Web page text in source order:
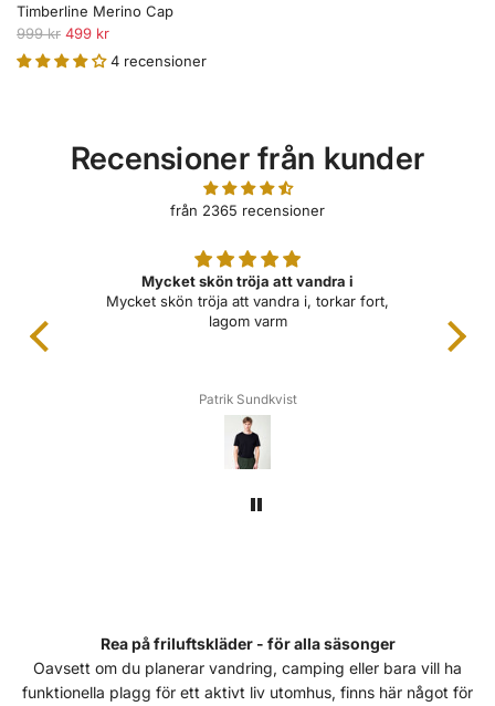
Timberline Merino Cap
O
r
999 kr 499 kr
4 recensioner
Recensioner från kunder
från 2365 recensioner
Mycket skön tröja att vandra i
Mycket skön tröja att vandra i, torkar fort,
lagom varm
Patrik Sundkvist
Rea på friluftskläder - för alla säsonger
Oavsett om du planerar vandring, camping eller bara vill ha
funktionella plagg för ett aktivt liv utomhus, finns här något för